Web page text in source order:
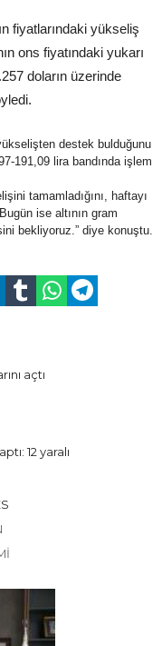
fiyatlarındaki yükseliş
ons fiyatındaki yukarı
doların üzerinde
destek bulduğunu
191,09 lira bandında işlem
tamamladığını, haftayı
ise altının gram
bekliyoruz.” diye konuştu.
açtı
12 yaralı